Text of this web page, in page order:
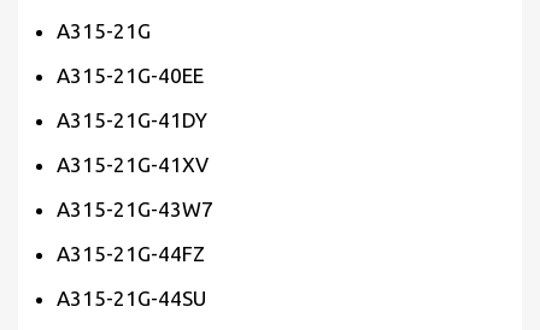
A315-21G
A315-21G-40EE
A315-21G-41DY
A315-21G-41XV
A315-21G-43W7
A315-21G-44FZ
A315-21G-44SU